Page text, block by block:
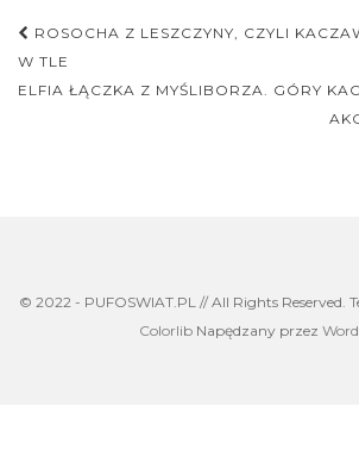
Nawigacja
postu
ROSOCHA Z LESZCZYNY, CZYLI
W TLE
ELFIA ŁĄCZKA Z MYŚLIBORZA. GÓRY
© 2022 - PUFOSWIAT.PL // All Rights Reserved.
ColorlibNapędzany przez